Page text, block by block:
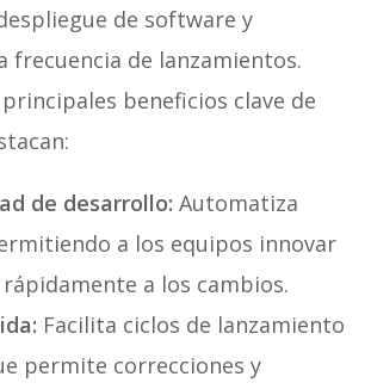
de software y
frecuencia de lanzamientos.
beneficios clave de
de desarrollo:Automatiza
a los equipos innovar
a los cambios.
Facilita ciclos de lanzamiento
permite correcciones y